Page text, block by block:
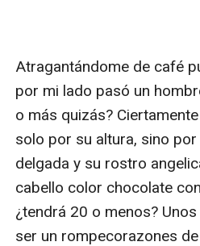
Atragantándome de café
por mi lado pasó un
o más quizás?
solo por su altura, sino
delgada y su rostro
cabello color chocolate
¿tendrá 20 o menos?
ser un rompecorazones